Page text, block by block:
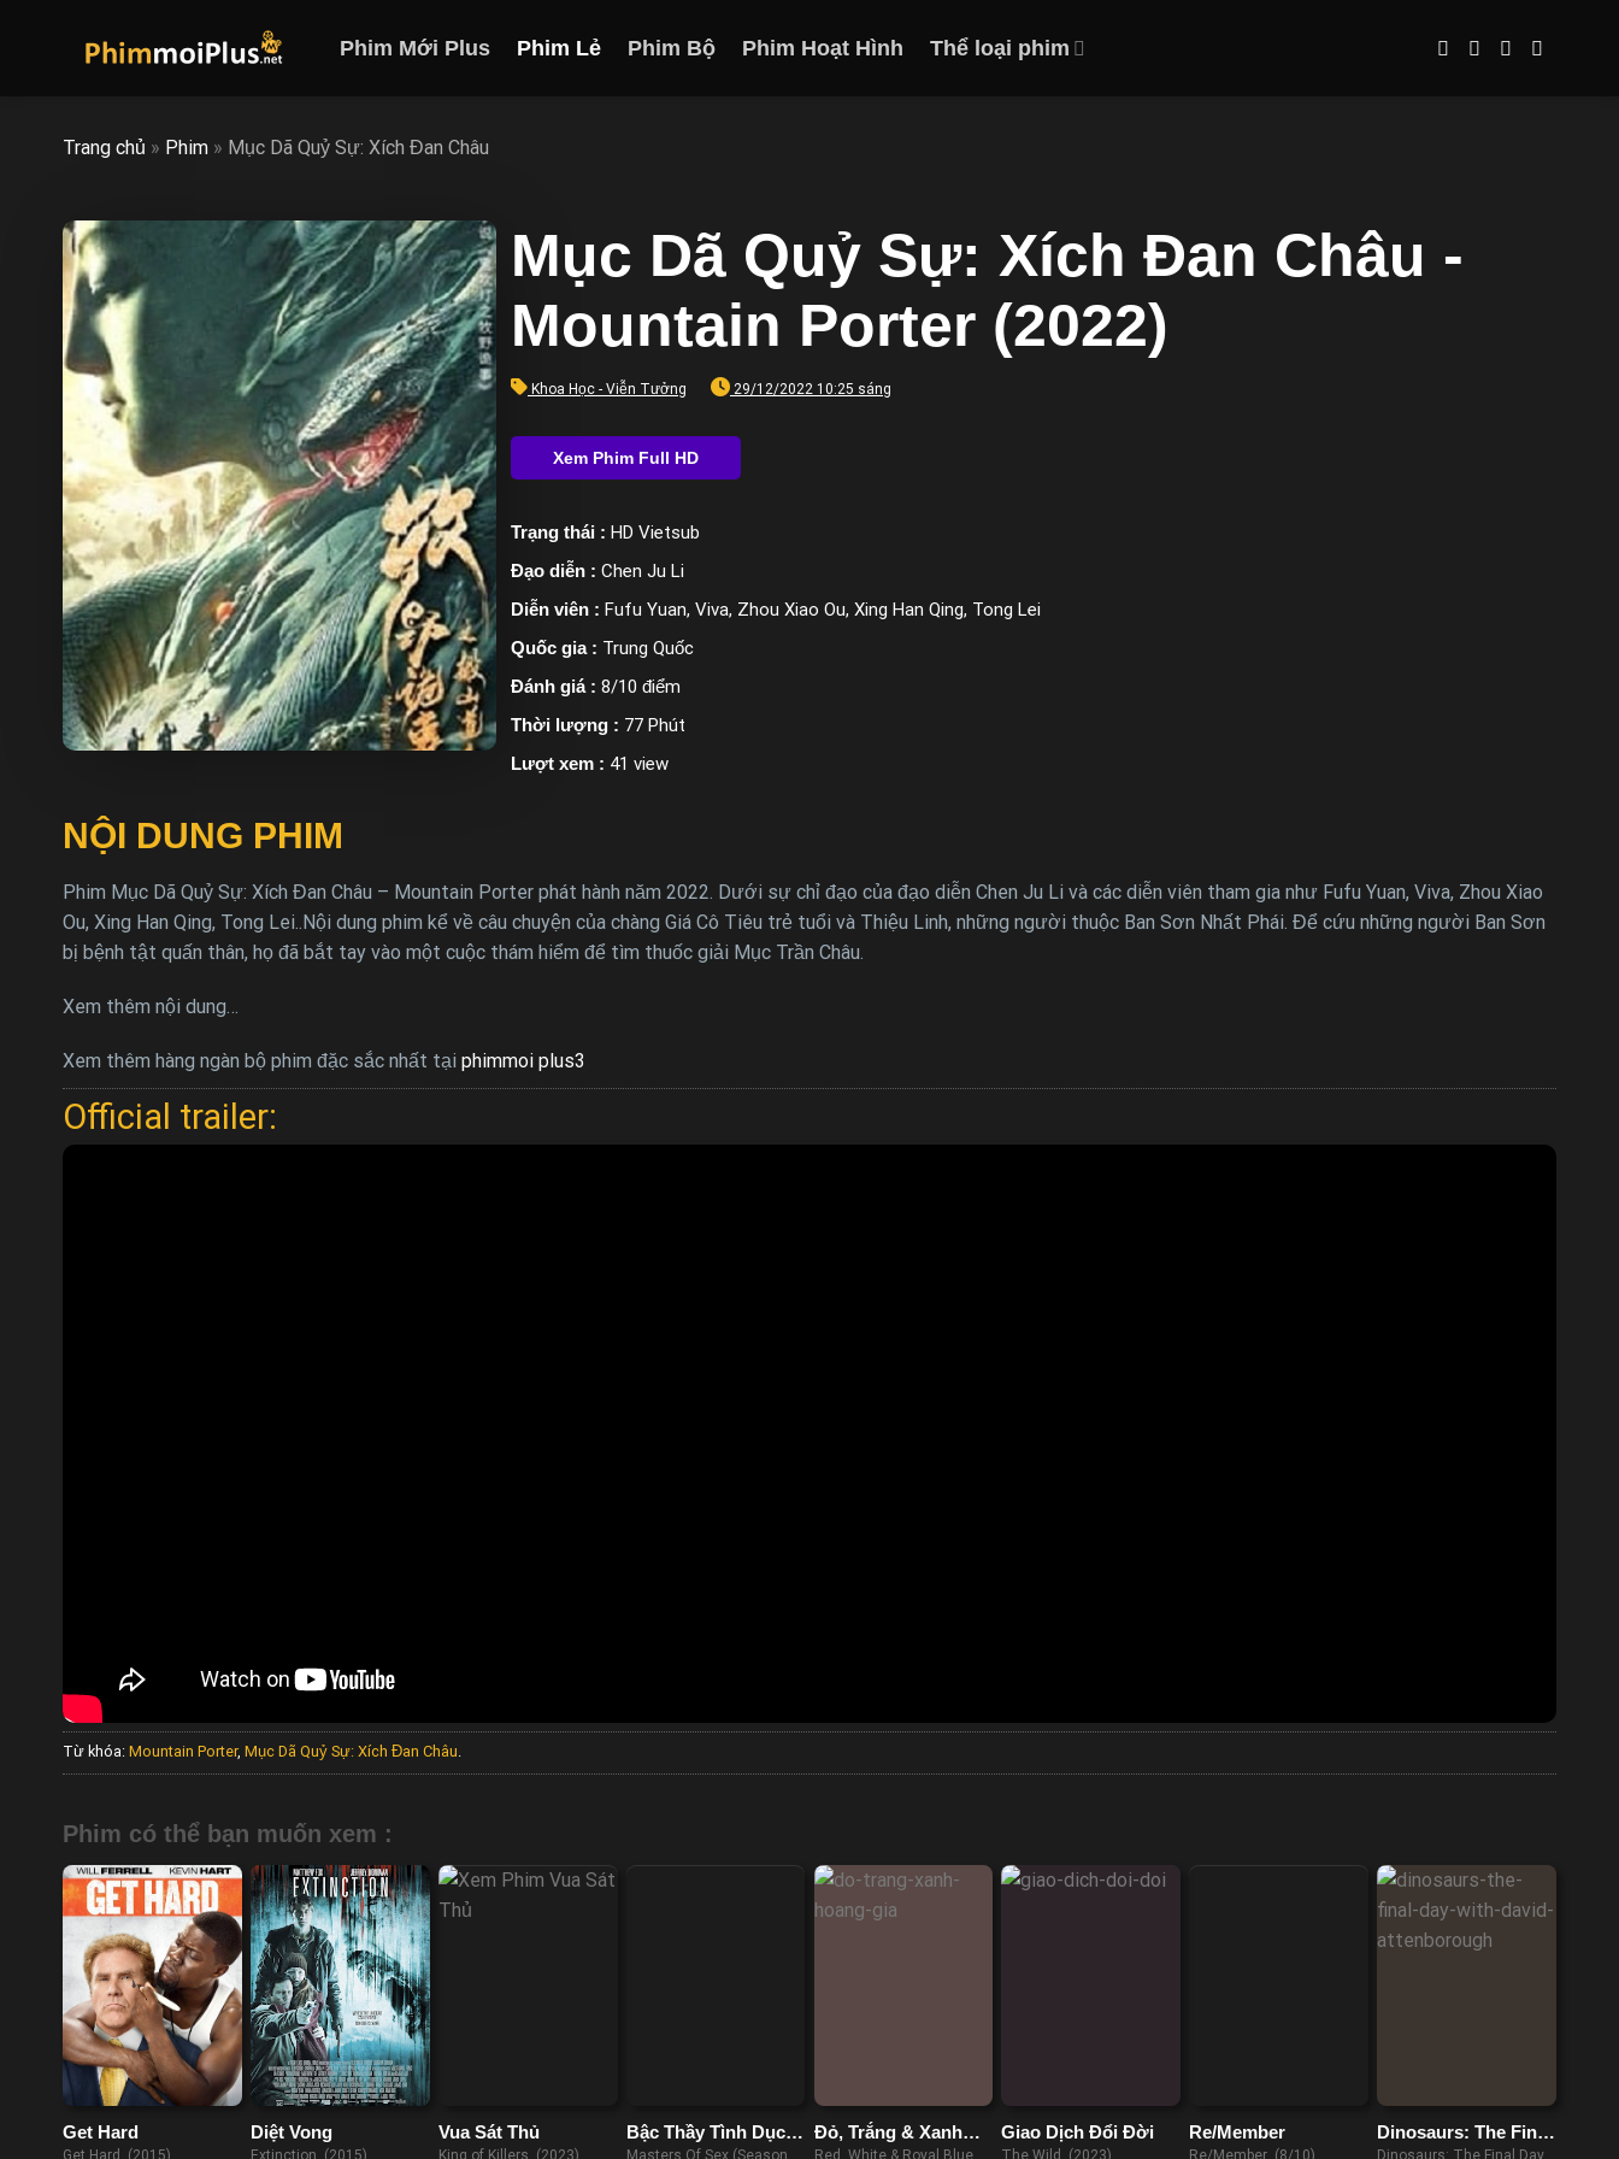
Phim Mới Plus Phim Lẻ Phim Bộ Phim Hoạt Hình Thể loại phim
Trang chủ » Phim » Mục Dã Quỷ Sự: Xích Đan Châu
Mục Dã Quỷ Sự: Xích Đan Châu -
Mountain Porter (2022)
Khoa Học - Viễn Tưởng 29/12/2022 10:25 sáng
Trạng thái : HD Vietsub
Đạo diễn : Chen Ju Li
Diễn viên : Fufu Yuan, Viva, Zhou Xiao Ou, Xing Han Qing, Tong Lei
Quốc gia : Trung Quốc
Đánh giá : 8/10 điểm
Thời lượng : 77 Phút
Lượt xem : 41 view
NỘI DUNG PHIM
Phim Mục Dã Quỷ Sự: Xích Đan Châu – Mountain Porter phát hành năm 2022. Dưới sự chỉ đạo của đạo diễn Chen Ju Li và các diễn viên tham gia như Fufu Yuan, Viva, Zhou Xiao
Ou, Xing Han Qing, Tong Lei..Nội dung phim kể về câu chuyện của chàng Giá Cô Tiêu trẻ tuổi và Thiệu Linh, những người thuộc Ban Sơn Nhất Phái. Để cứu những người Ban Sơn
bị bệnh tật quấn thân, họ đã bắt tay vào một cuộc thám hiểm để tìm thuốc giải Mục Trần Châu.
Xem thêm nội dung…
Xem thêm hàng ngàn bộ phim đặc sắc nhất tại phimmoi plus3
Official trailer:
Từ khóa: Mountain Porter, Mục Dã Quỷ Sự: Xích Đan Châu
Phim có thể bạn muốn xem :
Get Hard Diệt Vong Vua Sát Thủ
Bậc Thầy Tình Dục
(Phần 1)
Đỏ, Trắng & Xanh
Hoàng Gia
Giao Dịch Đổi Đời Re/Member
Dinosaurs: The Final
Day with David